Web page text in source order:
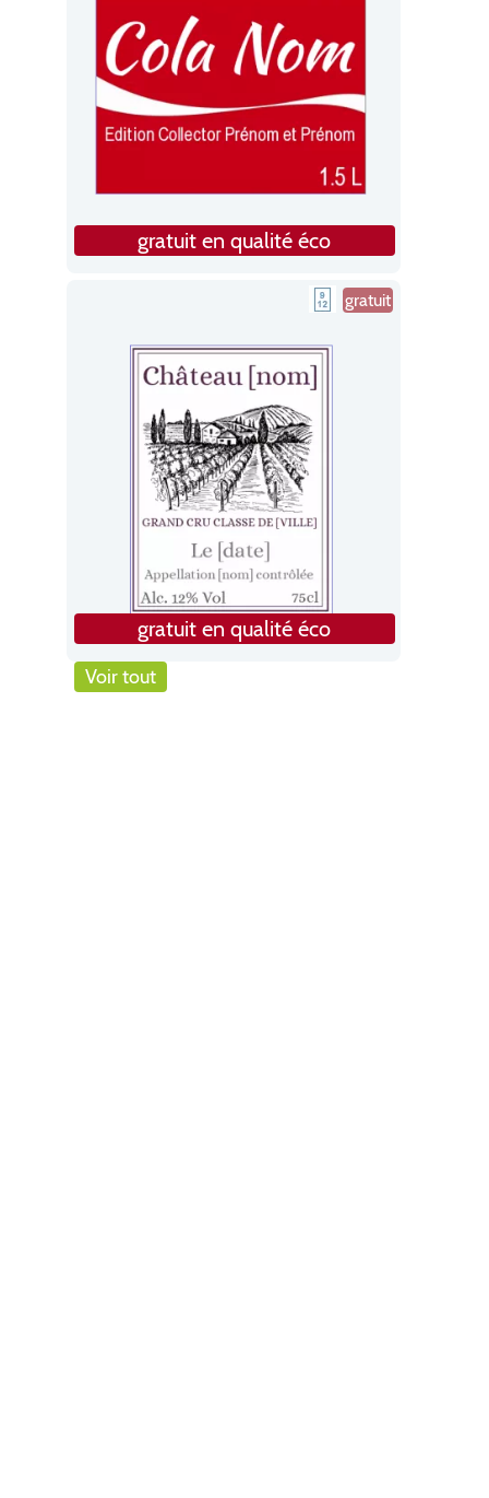
gratuit en qualité éco
gratuit
gratuit en qualité éco
Voir tout